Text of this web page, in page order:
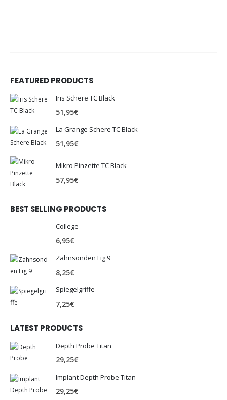
FEATURED PRODUCTS
Iris Schere TC Black
51,95€
La Grange Schere TC Black
51,95€
Mikro Pinzette TC Black
57,95€
BEST SELLING PRODUCTS
College
6,95€
Zahnsonden Fig 9
8,25€
Spiegelgriffe
7,25€
LATEST PRODUCTS
Depth Probe Titan
29,25€
Implant Depth Probe Titan
29,25€